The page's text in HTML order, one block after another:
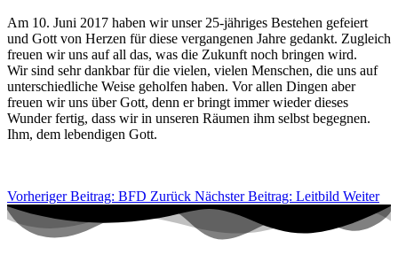
Am 10. Juni 2017 haben wir unser 25-jähriges Bestehen gefeiert
und Gott von Herzen für diese vergangenen Jahre gedankt. Zugleich
freuen wir uns auf all das, was die Zukunft noch bringen wird.
Wir sind sehr dankbar für die vielen, vielen Menschen, die uns auf
unterschiedliche Weise geholfen haben. Vor allen Dingen aber
freuen wir uns über Gott, denn er bringt immer wieder dieses
Wunder fertig, dass wir in unseren Räumen ihm selbst begegnen.
Ihm, dem lebendigen Gott.
Vorheriger Beitrag: BFD Zurück Nächster Beitrag: Leitbild Weiter